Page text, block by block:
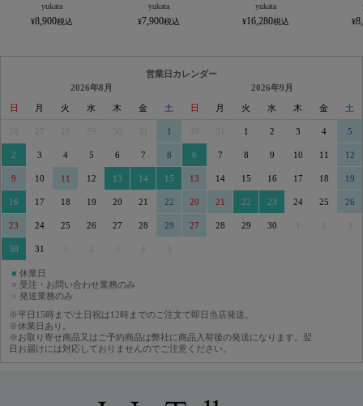
yukata
8,900
yukata
7,900
yukata
16,280
営業日カレンダー
2026年8月
日 月 火 水 木 金 土
29 30 31 1
2 3 4 5 6 7 8
9 10 11 12 13 14 15
16 17 18 19 20 21 22
23 24 25 26 27 28 29
30 31 3 5
2026年9月
日 月 火 水 木 金 土
30 31 1 2 3 4 5
6 7 8 9 10 11 12
13 14 15 16 17 18 19
20 21 22 23 24 25 26
27 28 29 30 3
■ 休業日
■ 受注・お問い合わせ業務のみ
■ 発送業務のみ
※平日15時まで/土日祝は12時までのご注文で即日当店発送。
※休業日あり。
※お取り寄せ商品又はご予約商品は弊社に商品入荷後の発送になります。翌
日お届けには対応しておりませんのでご注意ください。